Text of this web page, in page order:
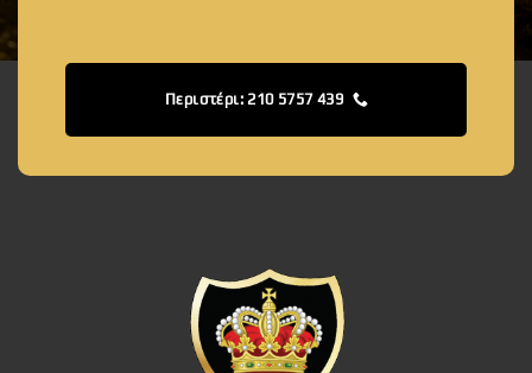
Περιστέρι: 210 5757 439